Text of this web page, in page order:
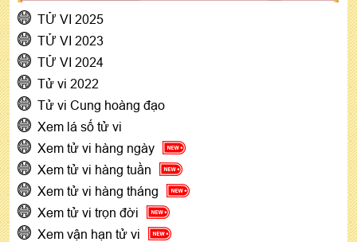
TỬ VI 2025
TỬ VI 2023
TỬ VI 2024
Tử vi 2022
Tử vi Cung hoàng đạo
Xem lá số tử vi
Xem tử vi hàng ngày
Xem tử vi hàng tuần
Xem tử vi hàng tháng
Xem tử vi trọn đời
Xem vận hạn tử vi